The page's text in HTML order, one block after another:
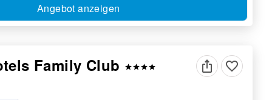
Angebot anzeigen
Family Club starstarstarstar favorite_border